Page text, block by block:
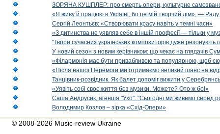
ЗОРЯНА КУШПЛЕР: про смерть опери, культурне
«Я живу й працюю в Україні, бо це мій творчий дім», — Раду
Сергій Леонтьєв: «Створювати красу навіть у темні часи»
«З дитинства не уявляв себе в іншій професії — тільки у
"Твори сучасних українських композиторів дуже резонують
У новий сезон з новим керівником: що чекає на глядачів
«Філармонія має бути привабливою та популярною, щоб
«Після нашої Перемоги ми отримаємо великий шанс на
Танцівник-розвідник. Як балет допоміг вижити у
«Уявіть собі своє життя без музики. Можете? Ото ж бо!»
Саша Андрусик, агенція "Ухо": "Сьогодні ми живемо серед
Володимир Козлов – зірка «Схід-Опери»
© 2008-2026 Music-review Ukraine